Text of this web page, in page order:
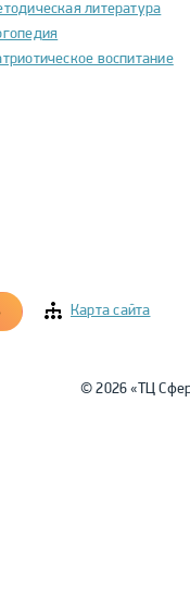
литература
воспитание
Карта сайта
© 2026 «ТЦ